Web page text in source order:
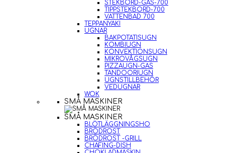
STEKBORD-GAS-700
TIPPSTEKBORD-700
VATTENBAD 700
TEPPANYAKI
UGNAR
BAKPOTATISUGN
KOMBIUGN
KONVEKTIONSUGN
MIKROVÅGSUGN
PIZZAUGN-GAS
TANDOORIUGN
UGNSTILLBEHÖR
VEDUGNAR
WOK
SMÅ MASKINER
SMÅ MASKINER
BLÖTLÄGGNINGSHO
BRÖDROST
BRÖDROST -GRILL
CHAFING-DISH